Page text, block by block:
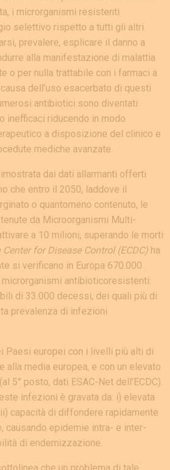
i microrganismi resistenti
selettivo rispetto a tutti gli altri
prevalere, esplicare il danno a
alla manifestazione di malattia
o per nulla trattabile con i farmaci a
dell’uso esacerbato di questi
antibiotici sono diventati
inefficaci riducendo in modo
a disposizione del clinico e
mediche avanzate.
dai dati allarmanti offerti
che entro il 2050, laddove il
o quantomeno contenuto, le
da Microorganismi Multi-
a 10 milioni, superando le morti
Center for Disease Control (ECDC) ha
si verificano in Europa 670.000
antibioticoresistenti:
di 33.000 decessi, dei quali più di
prevalenza di infezioni
Paesi europei con i livelli più alti di
alla media europea, e con un elevato
5° posto, dati ESAC-Net dell’ECDC).
infezioni è gravata da: i) elevata
capacità di diffondere rapidamente
causando epidemie intra- e inter-
di endemizzazione.